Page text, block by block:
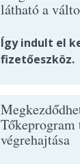
látható a
Így indult el
fizetőeszköz.
Tőkeprogram
végrehajtása